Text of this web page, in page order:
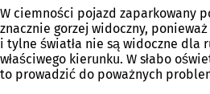
W ciemności pojazd zaparkowany
znacznie gorzej widoczny,
i tylne światła nie są widoczne dla
właściwego kierunku. W słabo
to prowadzić do poważnych